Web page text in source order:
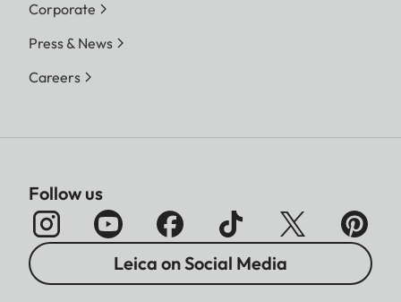
Corporate
Press & News
Careers
Follow us
Leica on Social Media